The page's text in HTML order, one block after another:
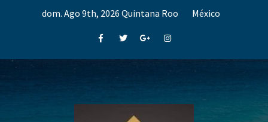
dom. Ago 9th, 2026 Quintana Roo México
FacebookTwitterGoogle+Instagram